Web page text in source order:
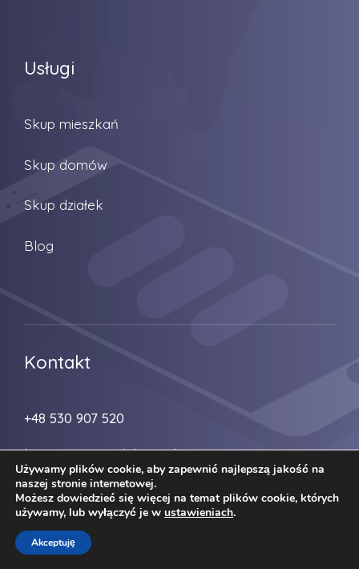
Usługi
Skup mieszkań
Skup domów
Skup działek
Blog
Kontakt
+48 530 907 520
biuro@zmiana-lokum.pl
Używamy plików cookie, aby zapewnić najlepszą jakość na
naszej stronie internetowej.
Możesz dowiedzieć się więcej na temat plików cookie, których
używamy, lub wyłączyć je w ustawieniach.
Akceptuję